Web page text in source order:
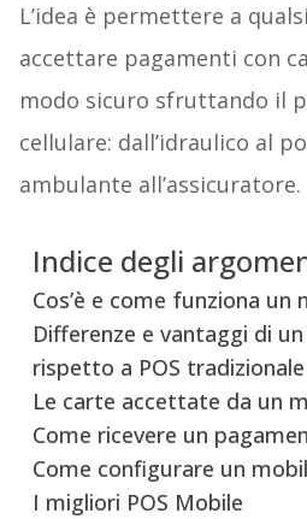
L’idea è permettere a
accettare pagamenti con
modo sicuro sfruttando il
cellulare: dall’idraulico al
ambulante all’assicuratore.
Indice degli
Cos’è e come funziona un
Differenze e vantaggi di
rispetto a POS tradizionale
Le carte accettate da un
Come ricevere un
Come configurare un
I migliori POS Mobile